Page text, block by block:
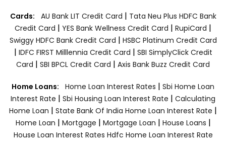
Cards: AU Bank LIT Credit Card | Tata Neu Plus HDFC Bank
Credit Card | YES Bank Wellness Credit Card | RupiCard |
Swiggy HDFC Bank Credit Card | HSBC Platinum Credit Card
| IDFC FIRST Milllennia Credit Card | SBI SimplyClick Credit
Card | SBI BPCL Credit Card | Axis Bank Buzz Credit Card
Home Loans: Home Loan Interest Rates | Sbi Home Loan
Interest Rate | Sbi Housing Loan Interest Rate | Calculating
Home Loan | State Bank Of India Home Loan Interest Rate |
Home Loan | Mortgage | Mortgage Loan | House Loans |
House Loan Interest Rates Hdfc Home Loan Interest Rate